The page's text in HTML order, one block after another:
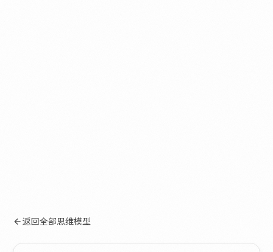
返回全部思维模型